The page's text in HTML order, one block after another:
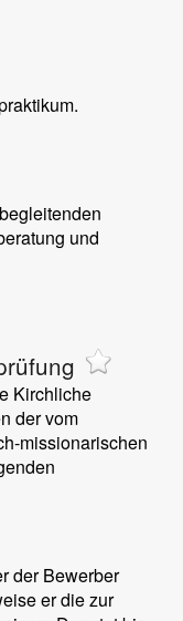
und
Kirchliche
der vom
missionarischen
der Bewerber
er die zur